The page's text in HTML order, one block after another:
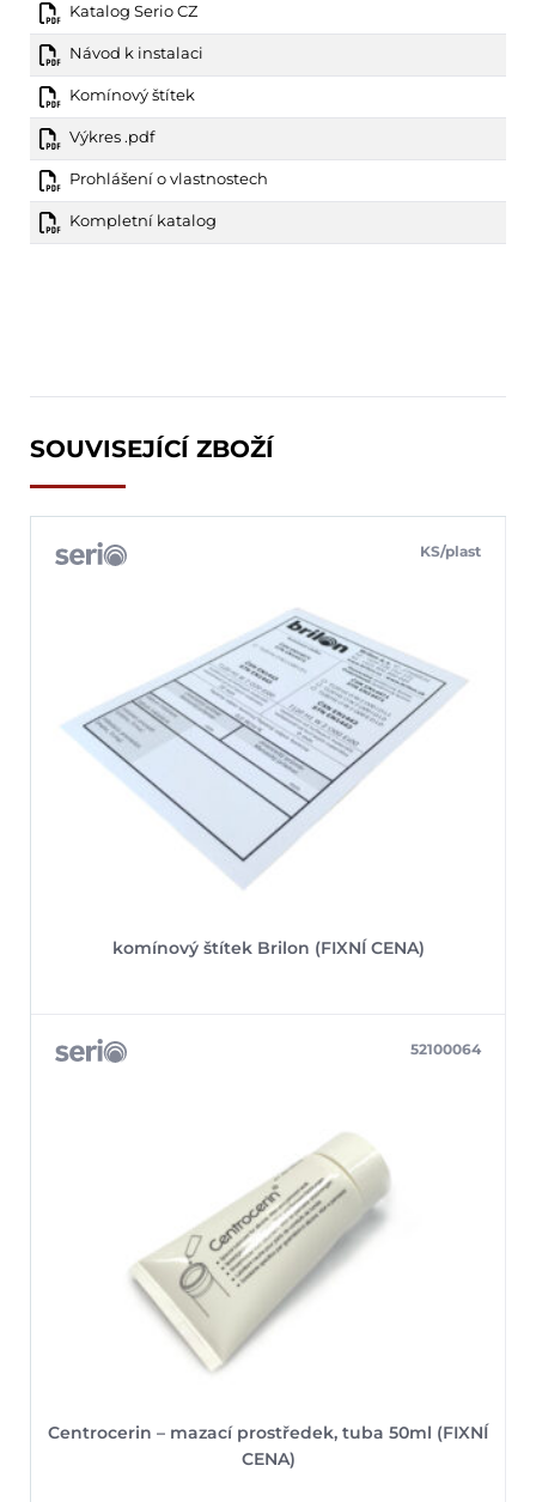
Katalog Serio CZ
Návod k instalaci
Komínový štítek
Výkres .pdf
Prohlášení o vlastnostech
Kompletní katalog
SOUVISEJÍCÍ ZBOŽÍ
komínový štítek Brilon (FIXNÍ CENA)
KS/plast
Centrocerin – mazací prostředek, tuba 50ml (FIXNÍ
CENA)
52100064